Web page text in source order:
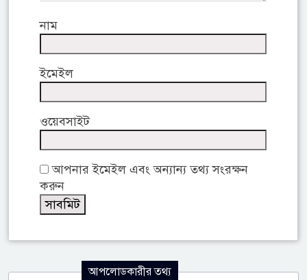
নাম
ইমেইল
ওয়েবসাইট
আপনার ইমেইল এবং অন্যান্য তথ্য সংরক্ষন
করুন
আপলোডকারীর তথ্য